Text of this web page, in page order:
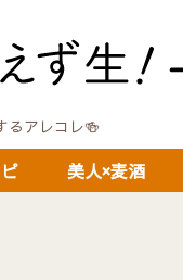
アレコレ🍻
美人×麦酒